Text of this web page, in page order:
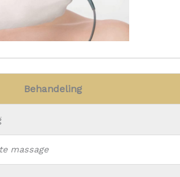
Behandeling
massage